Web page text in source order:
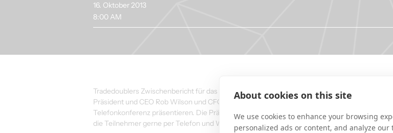
16. Oktober 2013
8:00 AM
Tradedoublers Zwischenbericht für das dritte Quartal 2013 wird am Mittwoch, den 30.
Präsident und CEO Rob Wilson und CFO Jonas Ragnarsson werden den Bericht am selben
Telefonkonferenz präsentieren. Die Präsentation wird auf Englisch gehalten und endet mit
die Teilnehmer gerne per Telefon und Webcast Fragen stellen können.
About cookies on this site
We use cookies to enhance your browsing
personalized ads or content, and analyze our